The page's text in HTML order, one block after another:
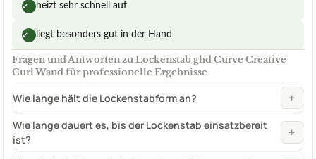
✓ heizt sehr schnell auf
✓ liegt besonders gut in der Hand
Fragen und Antworten zu Lockenstab ghd Curve Creative
Curl Wand für professionelle Ergebnisse
Wie lange hält die Lockenstabform an? +
Wie lange dauert es, bis der Lockenstab einsatzbereit
ist?
+